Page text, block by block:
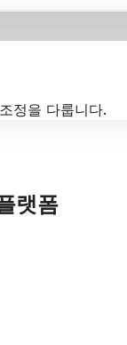
정을 다룹니다.
랫폼